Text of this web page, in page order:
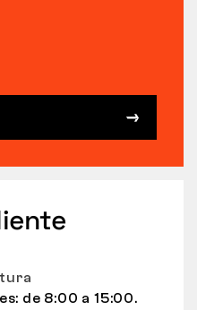
de 8:00 a 15:00.